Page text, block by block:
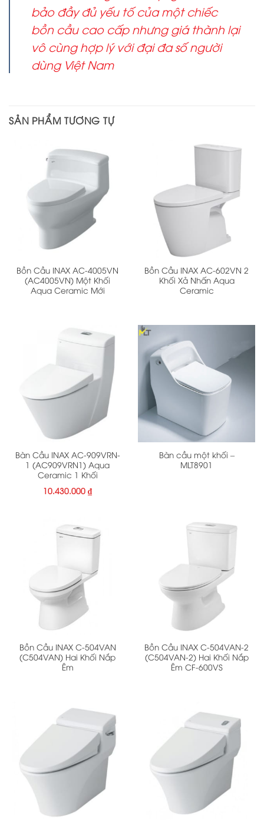
bảo đầy đủ yếu tố của một chiếc
bồn cầu cao cấp nhưng giá thành lại
vô cùng hợp lý với đại đa số người
dùng Việt Nam
SẢN PHẨM TƯƠNG TỰ
Bồn Cầu INAX AC-4005VN
(AC4005VN) Một Khối
Aqua Ceramic Mới
Bồn Cầu INAX AC-602VN 2
Khối Xả Nhấn Aqua
Ceramic
Bàn Cầu INAX AC-909VRN-
1 (AC909VRN1) Aqua
Ceramic 1 Khối
10.430.000 ₫
Bàn cầu một khối –
MLT8901
Bồn Cầu INAX C-504VAN
(C504VAN) Hai Khối Nắp
Êm
Bồn Cầu INAX C-504VAN-2
(C504VAN-2) Hai Khối Nắp
Êm CF-600VS